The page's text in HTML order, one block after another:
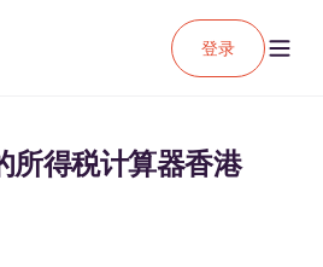
登录
所得税计算器香港